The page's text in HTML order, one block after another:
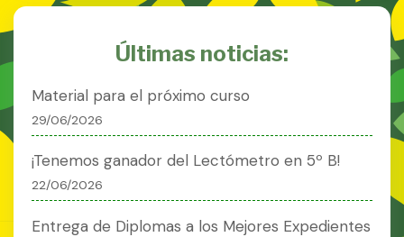
Últimas noticias:
Material para el próximo curso
29/06/2026
¡Tenemos ganador del Lectómetro en 5º B!
22/06/2026
Entrega de Diplomas a los Mejores Expedientes